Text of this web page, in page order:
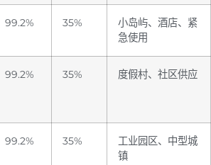
99.2% 35%
小岛屿、酒店、紧
急使用
99.2% 35% 度假村、社区供应
99.2% 35%
工业园区、中型城
镇